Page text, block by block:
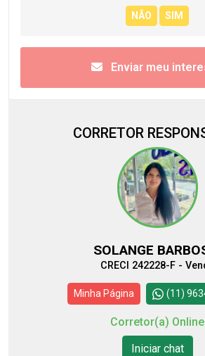
Enviar meu
CORRETOR
SOLANGE
CRECI 242228-F -
Minha Página (11)
Corretor(a) Online
Iniciar chat